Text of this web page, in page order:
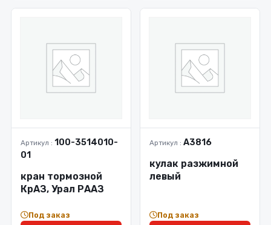
Артикул : 100-3514010-
01
кран тормозной
КрАЗ, Урал РААЗ
Под заказ
Артикул : А3816
кулак разжимной
левый
Под заказ